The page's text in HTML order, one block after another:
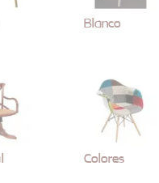
Blanco
Colores